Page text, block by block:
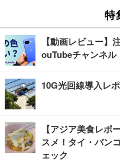
特
【動画レビュー】
ouTubeチャンネル
10G光回線導入レポ
【アジア美食レポ
スメ！タイ・バン
ェック